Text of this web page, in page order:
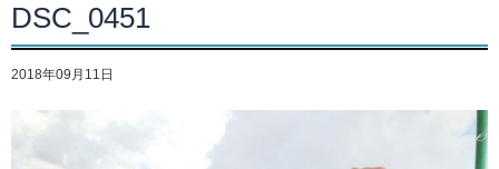
DSC_0451
2018年09月11日